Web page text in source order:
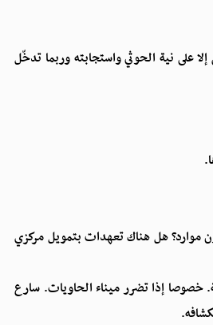
على نية الحوثي واستجابته وربما تدخّل
هل هناك تعهدات بتمويل مركزي
خصوصا إذا تضرر ميناء الحاويات. سارع